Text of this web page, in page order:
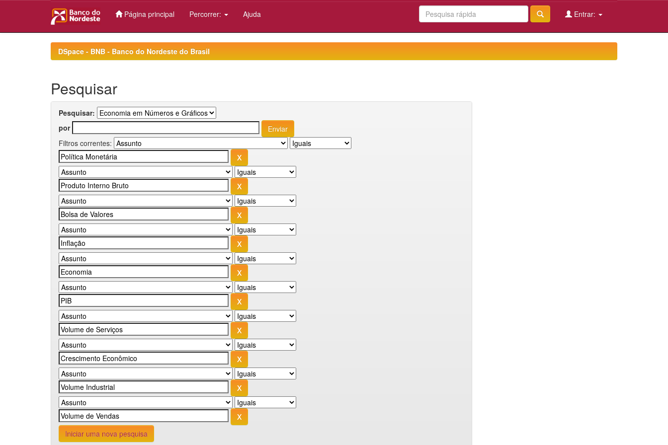
Página principal Percorrer: Ajuda Entrar:
DSpace - BNB - Banco do Nordeste do Brasil
Pesquisar
Pesquisar:
por
Filtros correntes:
Iniciar uma nova pesquisa